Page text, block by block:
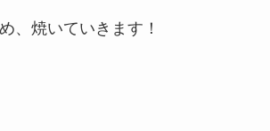
、焼いていきます！